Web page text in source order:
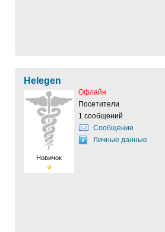
Helegen
Новичок
Офлайн
Посетители
1 сообщений
Сообщение
Личные данные